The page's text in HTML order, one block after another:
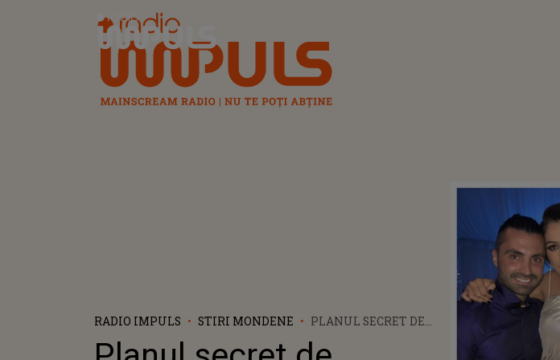
Radio Impuls
RADIO IMPULS STIRI MONDENE
PLANUL SECRET DE
PEPE: "LUCRU CARE PE